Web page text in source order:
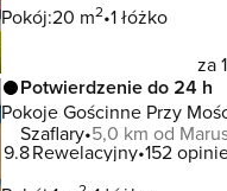
Pokój:20 m2 1 łóżko
za
Potwierdzenie do 24 h
Pokoje Gościnne Przy
Szaflary 5,0 km od
9.8Rewelacyjny 152